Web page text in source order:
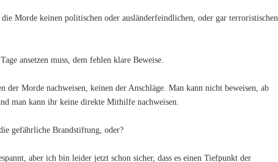
Morde keinen politischen oder ausländer­feind­lichen, oder gar terroristischen
ansetzen muss, dem fehlen klare Beweise.
der Morde nachweisen, keinen der Anschläge. Man kann nicht beweisen, ab
man kann ihr keine direk­te Mithilfe nachweisen.
gefährliche Brandstiftung, oder?
aber ich bin leider jetzt schon sicher, dass es einen Tiefpunkt der